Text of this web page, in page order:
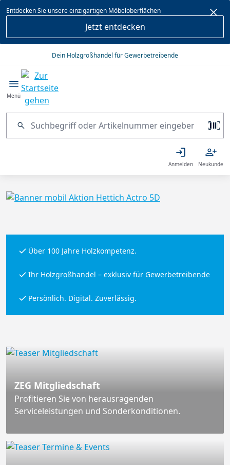
springen
Entdecken Sie unsere einzigartigen Möbeloberflächen
Jetzt entdecken
Dein Holzgroßhandel für Gewerbetreibende
Menü
Anmelden Neukunde
Bildergalerie überspringen
Über 100 Jahre Holzkompetenz.
Ihr Holzgroßhandel – exklusiv für Gewerbetreibende
Persönlich. Digital. Zuverlässig.
ZEG Mitgliedschaft
Profitieren Sie von herausragenden
Serviceleistungen und Sonderkonditionen.